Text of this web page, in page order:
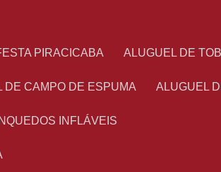
PIRACICABA ALUGUEL DE
DE CAMPO DE ESPUMA ALUGUEL
INFLÁVEIS